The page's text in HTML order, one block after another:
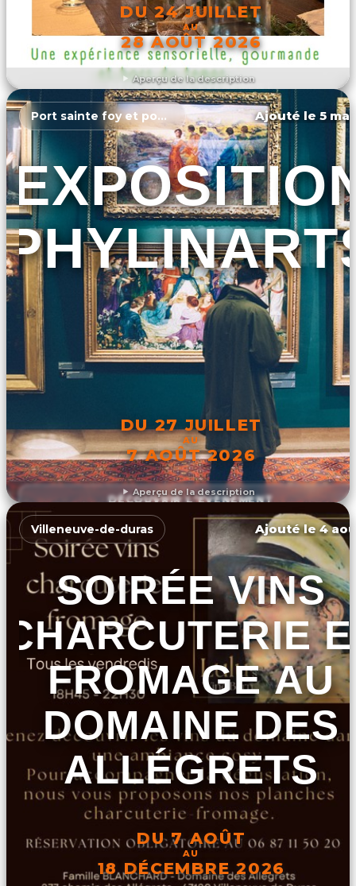
Aperçu de la description
DU 24 JUILLET
AU
28 AOÛT 2026
DÉCOUVRIR L'ÉVÉNEMENT
Aperçu de la description
Port sainte foy et ponchapt Ajouté le 5
DU 27 JUILLET
AU
7 AOÛT 2026
DÉCOUVRIR L'ÉVÉNEMENT
Villeneuve-de-duras Ajouté le 4
SOIRÉE VINS
CHARCUTERIE
FROMAGE AU
DOMAINE DES
ALLÉGRETS
DU 7 AOÛT
AU
18 DÉCEMBRE 2026